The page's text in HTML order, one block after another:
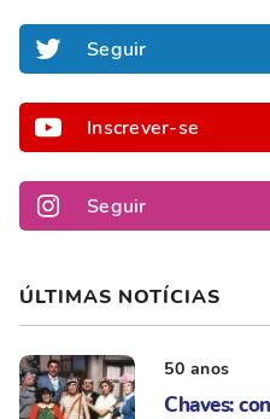
Seguir
Inscrever-se
Seguir
ÚLTIMAS NOTÍCIAS
50 anos
Chaves: